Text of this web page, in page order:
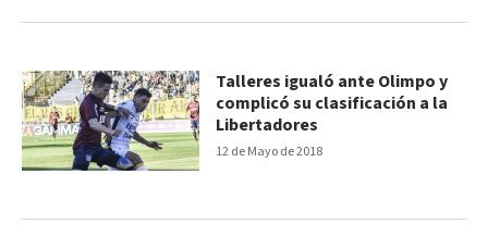
12 de Mayo de 2018
Talleres igualó ante Olimpo y
complicó su clasificación a la
Libertadores